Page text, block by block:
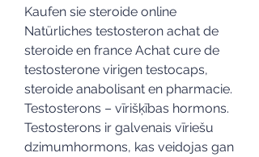
Kaufen sie steroide online
Natürliches testosteron achat de
steroide en france Achat cure de
testosterone virigen testocaps,
steroide anabolisant en pharmacie.
Testosterons – vīrišķības hormons.
Testosterons ir galvenais vīriešu
dzimumhormons, kas veidojas gan